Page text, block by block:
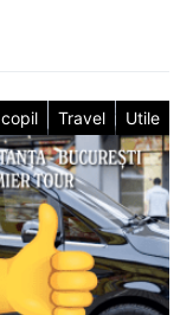
Travel Utile